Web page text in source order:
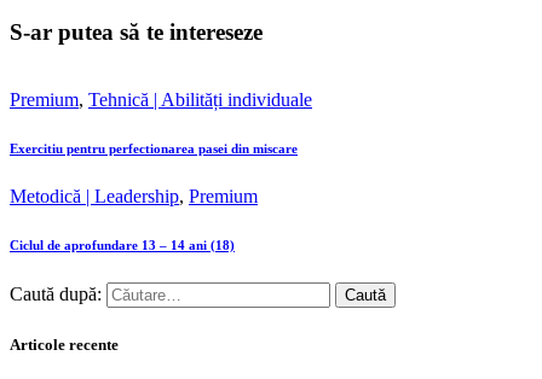
S-ar putea să te intereseze
Premium, Tehnică | Abilități individuale
Exercitiu pentru perfectionarea pasei din miscare
Metodică | Leadership, Premium
Ciclul de aprofundare 13 – 14 ani (18)
Caută după:
Articole recente